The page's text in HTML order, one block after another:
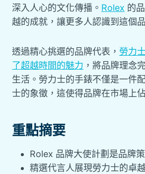
深入人心的文化傳播。 Rolex 的
越的成就，讓更多人認識到這個
透過精心挑選的品牌代表， 勞力
了超越時間的魅力 ，將品牌理念
生活。勞力士的手錶不僅是一件
士的象徵，這使得品牌在市場上
重點摘要
Rolex 品牌大使計劃是品牌
精選代言人展現勞力士的卓